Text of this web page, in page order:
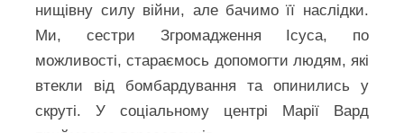
нищівну силу війни, але бачимо її наслідки.
Ми, сестри Згромадження Ісуса, по
можливості, стараємось допомогти людям, які
втекли від бомбардування та опинились у
скруті. У соціальному центрі Марії Вард